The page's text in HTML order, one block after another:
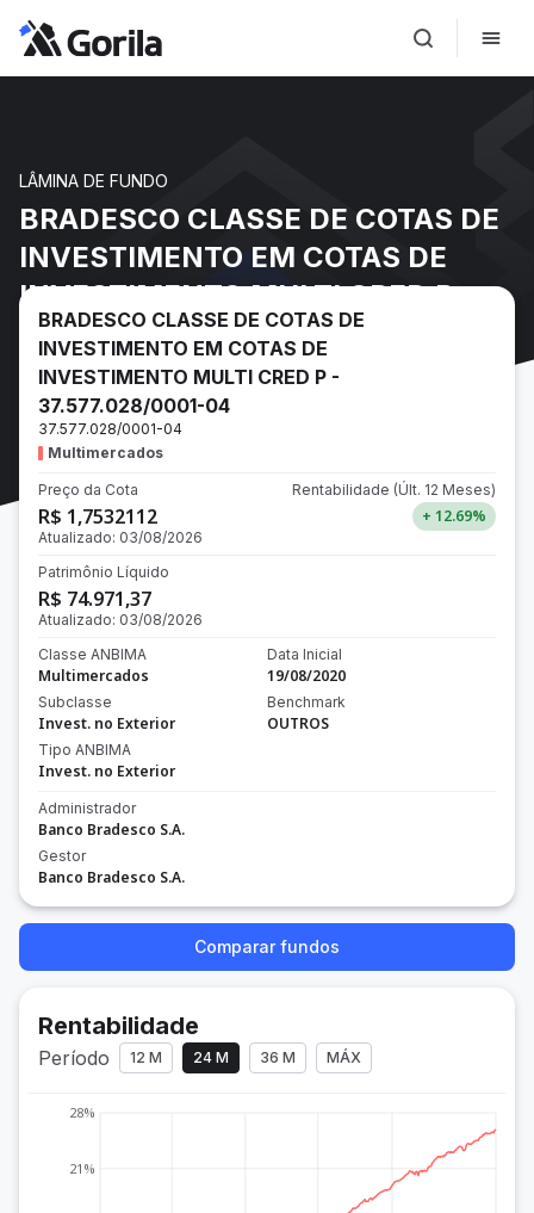
LÂMINA DE FUNDO
BRADESCO CLASSE DE COTAS DE
INVESTIMENTO EM COTAS DE
INVESTIMENTO MULTI CRED P -
37.577.028/0001-04
BRADESCO CLASSE DE COTAS DE
INVESTIMENTO EM COTAS DE
INVESTIMENTO MULTI CRED P -
37.577.028/0001-04
37.577.028/0001-04
Multimercados
Preço da Cota
R$ 1,7532112
Atualizado: 03/08/2026
Rentabilidade (Últ. 12 Meses)
+ 12.69%
Patrimônio Líquido
R$ 74.971,37
Atualizado: 03/08/2026
Classe ANBIMA
Multimercados
Subclasse
Invest. no Exterior
Tipo ANBIMA
Invest. no Exterior
Data Inicial
19/08/2020
Benchmark
OUTROS
Administrador
Banco Bradesco S.A.
Gestor
Banco Bradesco S.A.
Comparar fundos
Rentabilidade
Período 12 M 24 M 36 M MÁX
21%
28%